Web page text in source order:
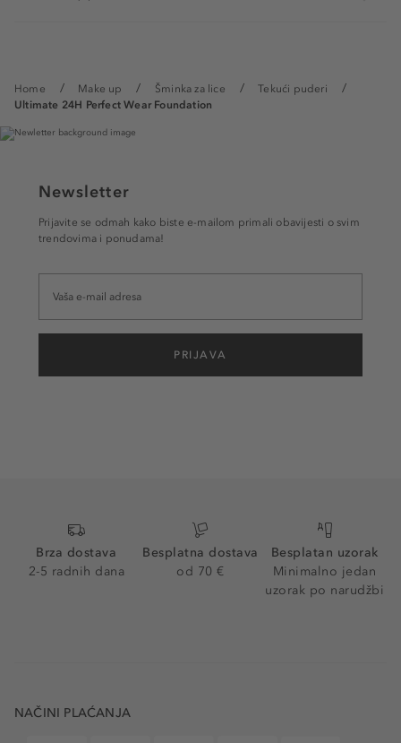
Home Make up Šminka za lice
Tekući puderi
Ultimate 24H Perfect Wear Foundation
Newsletter
Prijavite se odmah kako biste e-mailom primali obavijesti o svim
trendovima i ponudama!
PRIJAVA
Brza dostava
2-5 radnih dana
Besplatna dostava
od 70 €
Besplatan uzorak
Minimalno jedan
uzorak po narudžbi
NAČINI PLAĆANJA